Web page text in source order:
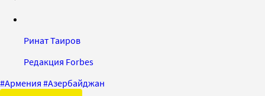
Ринат Таиров
Редакция Forbes
#Армения #Азербайджан